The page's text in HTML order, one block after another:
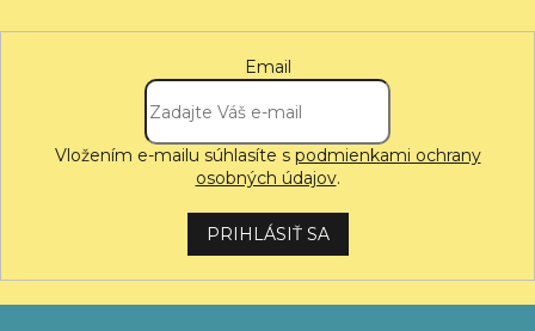
Email
Vložením e-mailu súhlasíte s podmienkami ochrany
osobných údajov.
PRIHLÁSIŤ SA